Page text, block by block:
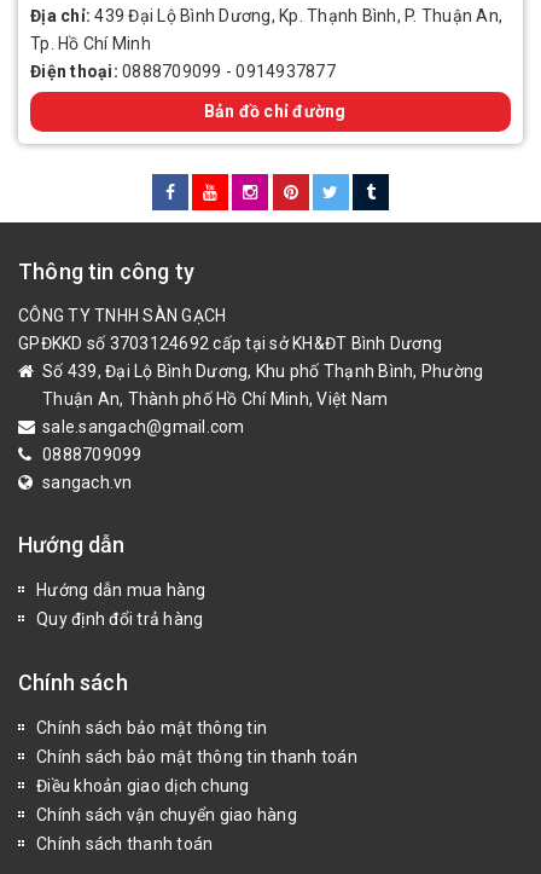
Địa chỉ:439 Đại Lộ Bình Dương, Kp. Thạnh Bình, P. Thuận An,
Tp. Hồ Chí Minh
Điện thoại: 0888709099 -0914937877
Bản đồ chỉ đường
Thông tin công ty
CÔNG TY TNHH SÀN GẠCH
GPĐKKD số 3703124692 cấp tại sở KH&ĐT Bình Dương
Số 439, Đại Lộ Bình Dương, Khu phố Thạnh Bình, Phường
Thuận An, Thành phố Hồ Chí Minh, Việt Nam
sale.sangach@gmail.com
0888709099
sangach.vn
Hướng dẫn
Hướng dẫn mua hàng
Quy định đổi trả hàng
Chính sách
Chính sách bảo mật thông tin
Chính sách bảo mật thông tin thanh toán
Điều khoản giao dịch chung
Chính sách vận chuyển giao hàng
Chính sách thanh toán